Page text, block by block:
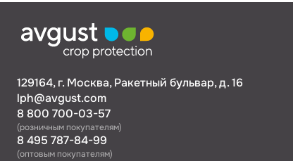
129164, г. Москва, Ракетный бульвар, д. 16
lph@avgust.com
8 800 700-03-57
(розничным покупателям)
8 495 787-84-99
(оптовым покупателям)